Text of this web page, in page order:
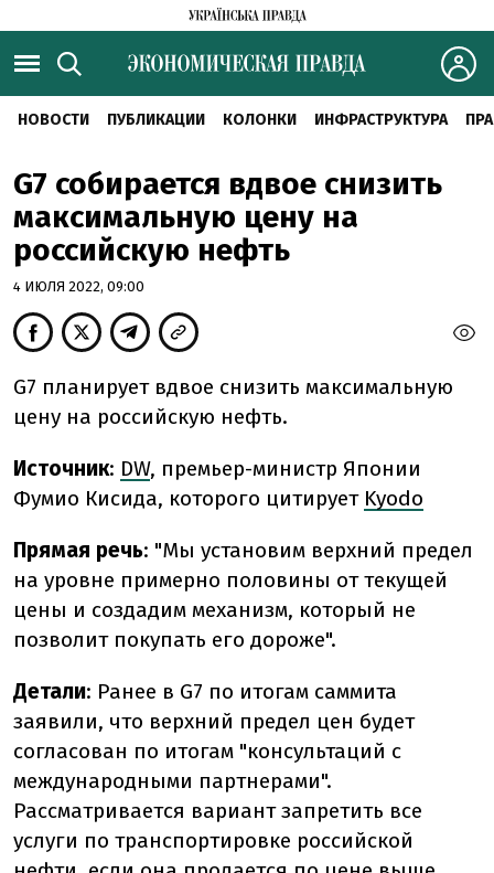
НОВОСТИ ПУБЛИКАЦИИ КОЛОНКИ ИНФРАСТРУКТУРА
G7 собирается вдвое снизить
максимальную цену на
российскую нефть
4 ИЮЛЯ 2022, 09:00
G7 планирует вдвое снизить максимальную
цену на российскую нефть.
Источник: DW, премьер-министр Японии
Фумио Кисида, которого цитирует Kyodo
Прямая речь: "Мы установим верхний предел
на уровне примерно половины от текущей
цены и создадим механизм, который не
позволит покупать его дороже".
Детали: Ранее в G7 по итогам саммита
заявили, что верхний предел цен будет
согласован по итогам "консультаций с
международными партнерами".
Рассматривается вариант запретить все
услуги по транспортировке российской